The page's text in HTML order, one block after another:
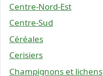
Centre-Nord-Est
Centre-Sud
Céréales
Cerisiers
Champignons et lichens